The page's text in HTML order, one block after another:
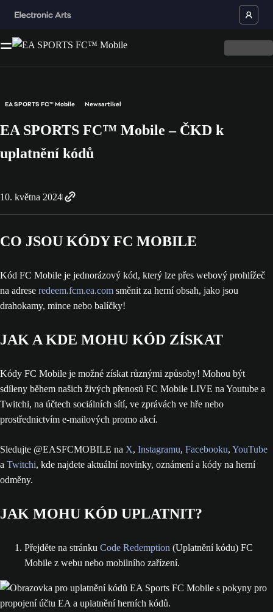
EA SPORTS FC™ Mobile Newsartikel
EA SPORTS FC™ Mobile – ČKD k
uplatnění kódů
10. května 2024
CO JSOU KÓDY FC MOBILE
Kód FC Mobile je jednorázový kód, který lze přes webový prohlížeč
na adrese redeem.fcm.ea.com směnit za herní obsah, jako jsou
drahokamy, mince nebo balíčky!
JAK A KDE MOHU KÓD ZÍSKAT
Kódy FC Mobile je možné získat různými způsoby! Mohou být
sdíleny během našich živých přenosů FC Mobile LIVE na Youtube a
Twitchi, na účtech sociálních sítí, ve zprávách ve hře nebo
prostřednictvím e-mailových promo akcí.
Sledujte @EASFCMOBILE na X, Instagramu, Facebooku, YouTube
a Twitchi, kde najdete aktuální novinky, oznámení a kódy na herní
odměny.
JAK MOHU KÓD UPLATNIT?
Přejděte na stránku Code Redemption (Uplatnění kódu) FC
Mobile z webu nebo mobilního zařízení.